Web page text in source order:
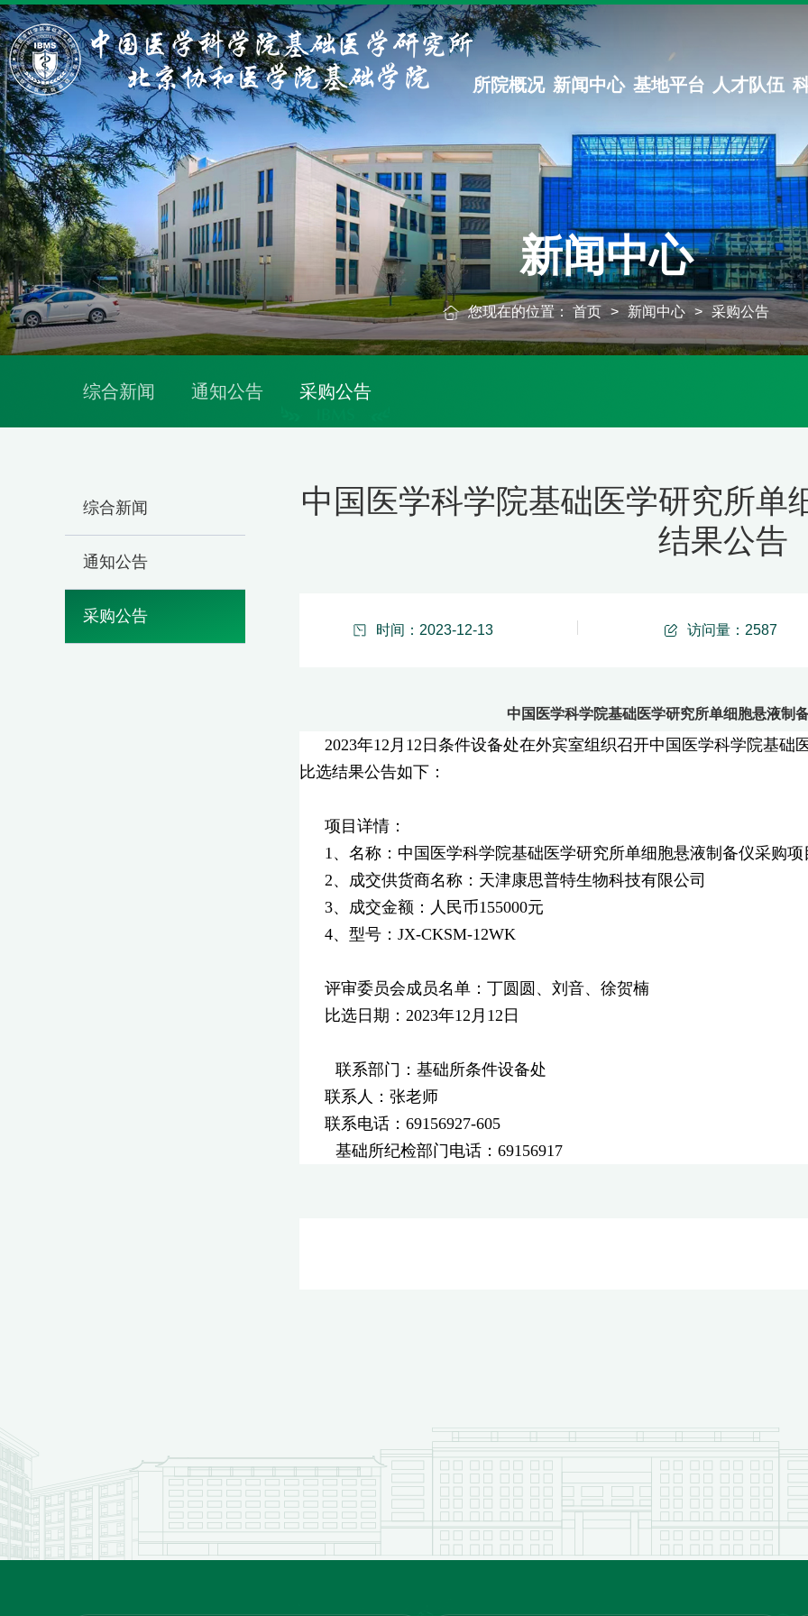
所院概况 新闻中心 基地平台 人才队伍
新闻中心
您现在的位置： 首页 > 新闻中心 > 采购公告
综合新闻 通知公告 采购公告
综合新闻
通知公告
采购公告
中国医学科学院基础医学研究所单
结果公告
时间：2023-12-13 访问量： 2587
中国医学科学院基础医学研究所单细胞悬液制
2023年12月12日条件设备处在外宾室组织召开中国医学科学院基础
比选结果公告如下：
项目详情：
1、名称：中国医学科学院基础医学研究所单细胞悬液制备仪采购项
2、成交供货商名称：天津康思普特生物科技有限公司
3、成交金额：人民币155000元
4、型号：JX-CKSM-12WK
评审委员会成员名单：丁圆圆、刘音、徐贺楠
比选日期： 2023年
联系部门：基础所条件设备处
联系人：张老师
联系电话： 69156927-605
基础所纪检部门电话： 69156917